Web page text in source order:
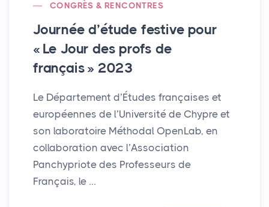
CONGRÈS & RENCONTRES
Journée d’étude festive pour
« Le Jour des profs de
français» 2023
Le Département d’Études françaises et
européennes de l’Université de Chypre et
son laboratoire Méthodal OpenLab, en
collaboration avec l’Association
Panchypriote des Professeurs de
Français, le …